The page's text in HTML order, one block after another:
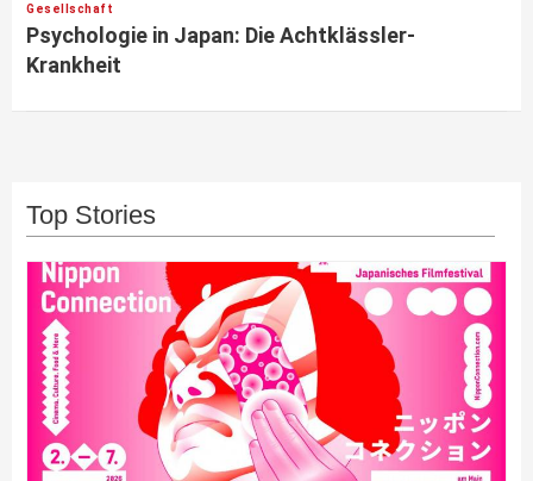
Gesellschaft
Psychologie in Japan: Die Achtklässler-
Krankheit
Top Stories